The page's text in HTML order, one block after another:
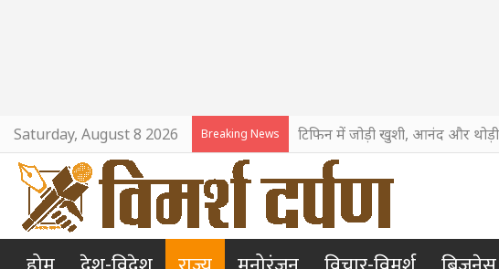
Saturday, August 8 2026 Breaking News टिफिन में जोड़ी खुशी, आनंद और